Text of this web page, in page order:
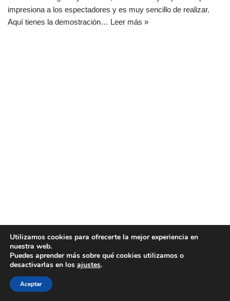
impresiona a los espectadores y es muy sencillo de realizar.
Aquí tienes la demostración… Leer más »
Utilizamos cookies para ofrecerte la mejor experiencia en
nuestra web.
Puedes aprender más sobre qué cookies utilizamos o
desactivarlas en los ajustes.
Aceptar